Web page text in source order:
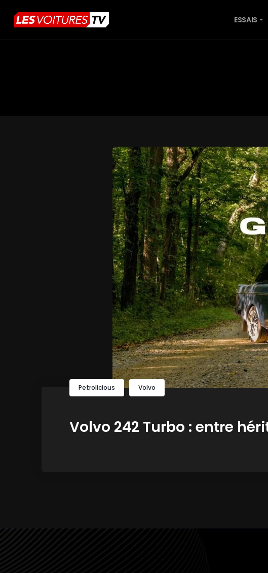
ESSAIS
Petrolicious Volvo
Volvo 242 Turbo : entre